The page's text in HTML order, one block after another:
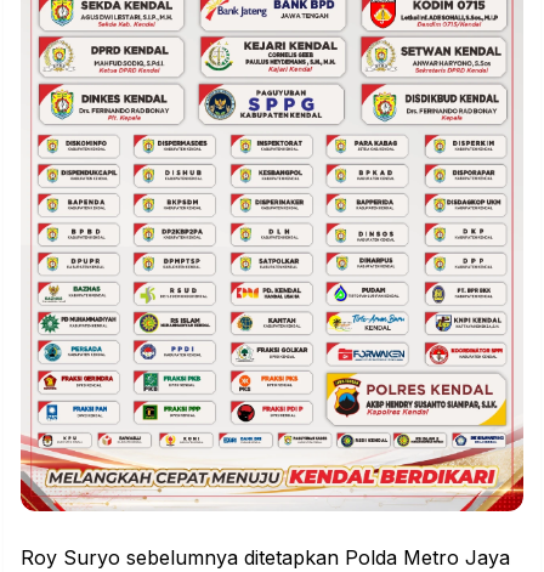
Roy Suryo sebelumnya ditetapkan Polda Metro Jaya